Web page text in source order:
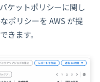
ケットポリシーに関し
ポリシーを AWS が提
きます。